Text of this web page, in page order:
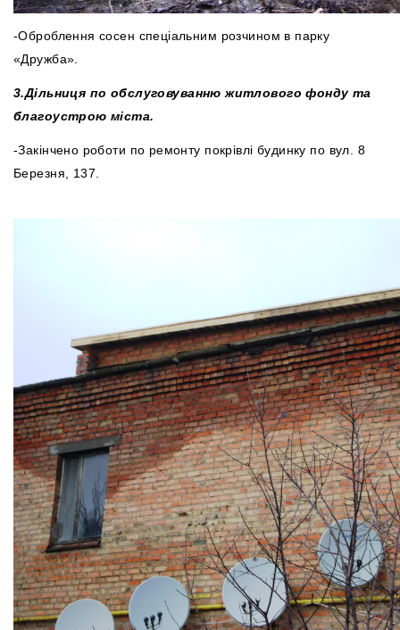
-Оброблення сосен спеціальним розчином в парку
«Дружба».
3.Дільниця по обслуговуванню житлового фонду та
благоустрою міста.
-Закінчено роботи по ремонту покрівлі будинку по вул. 8
Березня, 137.